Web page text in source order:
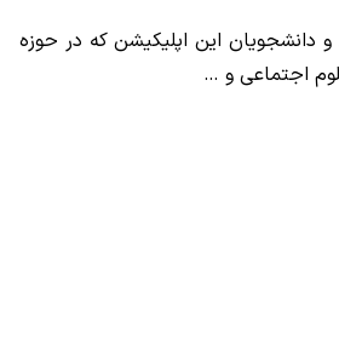
دانشجویان این اپلیکیشن که در حوزه
اجتماعی و …